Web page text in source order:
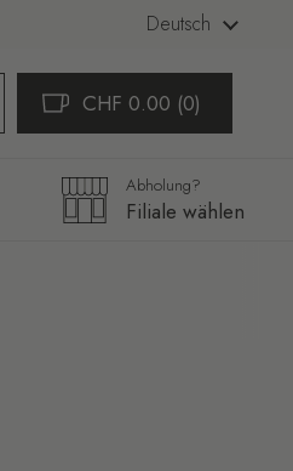
Sprache
Deutsch
Warenkorb öffnen
Warenkorb
CHF 0.00 0
im Warenkorb
Abholung?
Filiale wählen